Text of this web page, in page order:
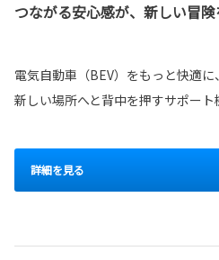
つながる安心感が、新しい冒険
電気自動車（BEV）をもっと快適に
新しい場所へと背中を押すサポート
詳細を見る